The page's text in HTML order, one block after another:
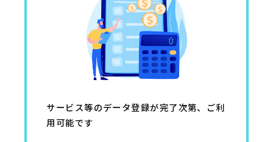
サービス等のデータ登録が完了次第、ご利
用可能です